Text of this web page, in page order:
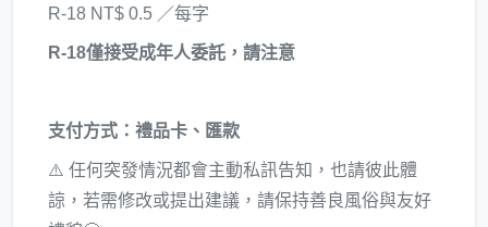
R-18 NT$ 0.5 ／每字
R-18僅接受成年人委託，請注意
支付方式：禮品卡、匯款
⚠️ 任何突發情況都會主動私訊告知，也請彼此體
諒，若需修改或提出建議，請保持善良風俗與友好